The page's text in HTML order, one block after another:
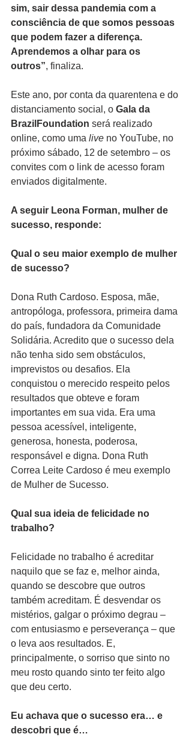
sim, sair dessa pandemia com a
consciência de que somos pessoas
que podem fazer a diferença.
Aprendemos a olhar para os
outros”, finaliza.
Este ano, por conta da quarentena e do
distanciamento social, o Gala da
BrazilFoundation será realizado
online, como uma live no YouTube, no
próximo sábado, 12 de setembro – os
convites com o link de acesso foram
enviados digitalmente.
A seguir Leona Forman, mulher de
sucesso, responde:
Qual o seu maior exemplo de mulher
de sucesso?
Dona Ruth Cardoso. Esposa, mãe,
antropóloga, professora, primeira dama
do país, fundadora da Comunidade
Solidária. Acredito que o sucesso dela
não tenha sido sem obstáculos,
imprevistos ou desafios. Ela
conquistou o merecido respeito pelos
resultados que obteve e foram
importantes em sua vida. Era uma
pessoa acessível, inteligente,
generosa, honesta, poderosa,
responsável e digna. Dona Ruth
Correa Leite Cardoso é meu exemplo
de Mulher de Sucesso.
Qual sua ideia de felicidade no
trabalho?
Felicidade no trabalho é acreditar
naquilo que se faz e, melhor ainda,
quando se descobre que outros
também acreditam. É desvendar os
mistérios, galgar o próximo degrau –
com entusiasmo e perseverança – que
o leva aos resultados. E,
principalmente, o sorriso que sinto no
meu rosto quando sinto ter feito algo
que deu certo.
Eu achava que o sucesso era… e
descobri que é…